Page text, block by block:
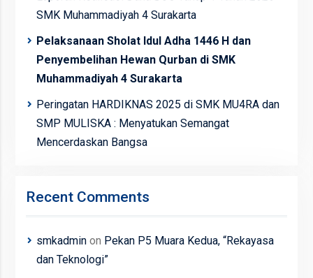
SMK Muhammadiyah 4 Surakarta
Pelaksanaan Sholat Idul Adha 1446 H dan
Penyembelihan Hewan Qurban di SMK
Muhammadiyah 4 Surakarta
Peringatan HARDIKNAS 2025 di SMK MU4RA dan
SMP MULISKA : Menyatukan Semangat
Mencerdaskan Bangsa
Recent Comments
smkadminon Pekan P5 Muara Kedua, “Rekayasa
dan Teknologi”